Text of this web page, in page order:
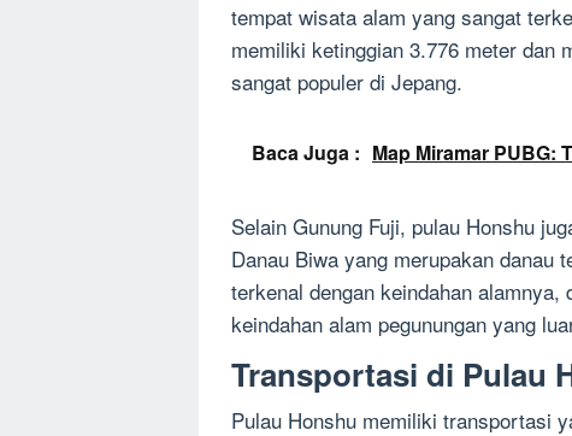
tempat wisata alam yang sangat
memiliki ketinggian 3.776 meter dan
sangat populer di Jepang.
Baca Juga : Map Miramar PUBG:
Selain Gunung Fuji, pulau Honshu
Danau Biwa yang merupakan danau
terkenal dengan keindahan
keindahan alam pegunungan yang
Transportasi di Pulau
Pulau Honshu memiliki transportasi